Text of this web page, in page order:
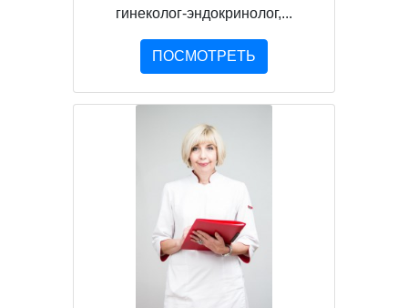
гинеколог-эндокринолог,...
ПОСМОТРЕТЬ